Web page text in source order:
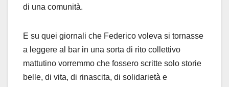
di una comunità.
E su quei giornali che Federico voleva si tornasse
a leggere al bar in una sorta di rito collettivo
mattutino vorremmo che fossero scritte solo storie
belle, di vita, di rinascita, di solidarietà e